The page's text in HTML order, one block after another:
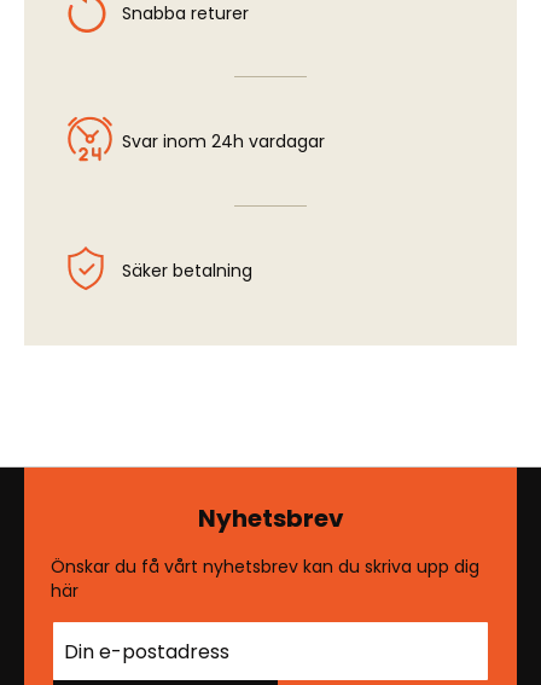
Snabba returer
Svar inom 24h vardagar
Säker betalning
Nyhetsbrev
Önskar du få vårt nyhetsbrev kan du skriva upp dig
här